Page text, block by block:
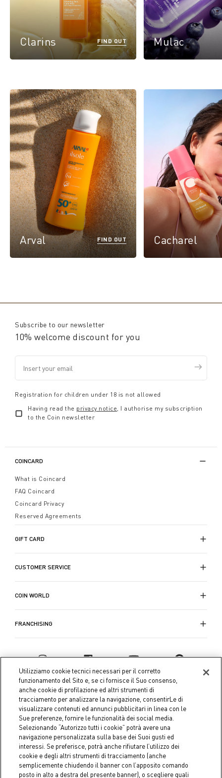
Clarins FIND OUT Mulac
Arval FIND OUT Cacharel
Subscribe to our newsletter
10% welcome discount for you
Registration for children under 18 is not allowed
Having read the privacy notice, I authorise my subscription
to the Coin newsletter
COINCARD
What is Coincard
FAQ Coincard
Coincard Privacy
Reserved Agreements
GIFT CARD
CUSTOMER SERVICE
COIN WORLD
FRANCHISING
Coin S.p.A. Tax code / VAT number 04391480276, share capital
€ 10.000.000,00 fully paid up
Utilizziamo cookie tecnici necessari per il corretto
funzionamento del Sito e, se ci fornisce il Suo consenso,
anche cookie di profilazione ed altri strumenti di
tracciamento per analizzare la navigazione, consentirLe di
visualizzare contenuti ed annunci pubblicitari in linea con le
Sue preferenze, fornire le funzionalità dei social media.
Selezionando “Autorizzo tutti i cookie” potrà avere una
navigazione personalizzata sulla base dei Suoi gusti ed
interessi. Se preferisce, potrà anche rifiutare l’utilizzo dei
cookie e degli altri strumenti di tracciamento (anche
semplicemente chiudendo il banner con l’apposito comando
posto in alto a destra del presente banner), o scegliere quali